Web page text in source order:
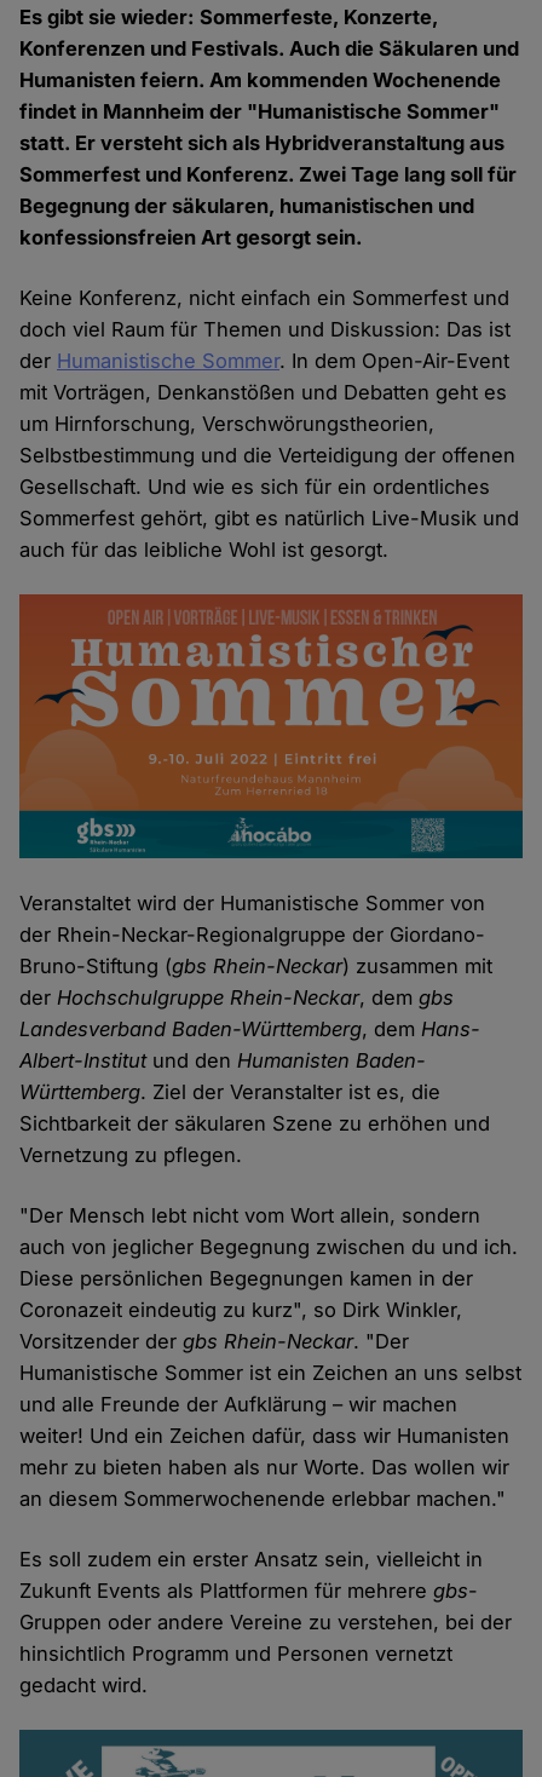
Es gibt sie wieder: Sommerfeste, Konzerte,
Konferenzen und Festivals. Auch die Säkularen und
Humanisten feiern. Am kommenden Wochenende
findet in Mannheim der "Humanistische Sommer"
statt. Er versteht sich als Hybridveranstaltung aus
Sommerfest und Konferenz. Zwei Tage lang soll für
Begegnung der säkularen, humanistischen und
konfessionsfreien Art gesorgt sein.
Keine Konferenz, nicht einfach ein Sommerfest und
doch viel Raum für Themen und Diskussion: Das ist
der Humanistische Sommer. In dem Open-Air-Event
mit Vorträgen, Denkanstößen und Debatten geht es
um Hirnforschung, Verschwörungstheorien,
Selbstbestimmung und die Verteidigung der offenen
Gesellschaft. Und wie es sich für ein ordentliches
Sommerfest gehört, gibt es natürlich Live-Musik und
auch für das leibliche Wohl ist gesorgt.
Veranstaltet wird der Humanistische Sommer von
der Rhein-Neckar-Regionalgruppe der Giordano-
Bruno-Stiftung (gbs Rhein-Neckar) zusammen mit
derHochschulgruppe Rhein-Neckar, demgbs
Landesverband Baden-Württemberg, demHans-
Albert-Institutund denHumanisten Baden-
Württemberg. Ziel der Veranstalter ist es, die
Sichtbarkeit der säkularen Szene zu erhöhen und
Vernetzung zu pflegen.
"Der Mensch lebt nicht vom Wort allein, sondern
auch von jeglicher Begegnung zwischen du und ich.
Diese persönlichen Begegnungen kamen in der
Coronazeit eindeutig zu kurz", so Dirk Winkler,
Vorsitzender dergbs Rhein-Neckar. "Der
Humanistische Sommer ist ein Zeichen an uns selbst
und alle Freunde der Aufklärung – wir machen
weiter! Und ein Zeichen dafür, dass wir Humanisten
mehr zu bieten haben als nur Worte. Das wollen wir
an diesem Sommerwochenende erlebbar machen."
Es soll zudem ein erster Ansatz sein, vielleicht in
Zukunft Events als Plattformen für mehreregbs-
Gruppen oder andere Vereine zu verstehen, bei der
hinsichtlich Programm und Personen vernetzt
gedacht wird.